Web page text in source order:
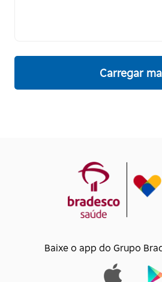
Carregar
Baixe o app do Grupo